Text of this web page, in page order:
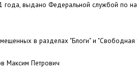
года, выдано Федеральной службой по
в разделах "Блоги" и "Свободная
Максим Петрович